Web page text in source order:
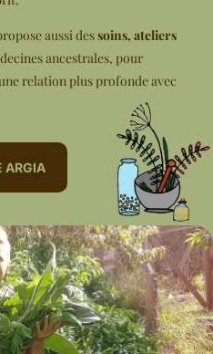
aussi dessoins, ateliers
ancestrales, pour
relation plus profonde avec
ARGIA